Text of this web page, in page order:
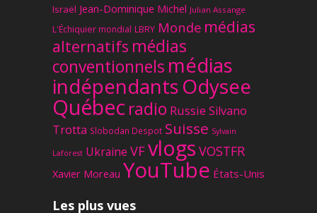
Israël Jean-Dominique Michel Julian Assange
L'Échiquier mondial LBRY Monde médias
alternatifs médias
conventionnels médias
indépendantsOdysee
Québec radio Russie Silvano
Trotta Slobodan Despot Suisse Sylvain
Laforest Ukraine VFvlogs VOSTFR
Xavier Moreau YouTube États-Unis
Les plus vues